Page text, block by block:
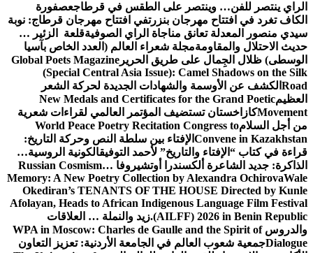
الراي ينتصر للفن… وينتصر على الطقس في قرطاجعصفورة
الكاف تغرد في افتتاح مهرجان بنزرتفي افتتاح مهرجان قرطاج: نوبة
سيدي منصور المعدلة تعانق مناجاة الراي الصوفيةقلعة الزئير …
حديث الاحتلال والمقاومةمجلة شعراء العالم (العدد الخاص بآسيا
الوسطى) ظلال الجِمال على طريق الحرير Global Poets Magazine
(Special Central Asia Issue): Camel Shadows on the Silk
Road الكشف عن الأوسمة والشهادات الجديدة لحركة الشعر
العظيمNew Medals and Certificates for the Grand Poetic
Movementكازاخستان تستضيف المؤتمر العالمي لقراءات شعرية
من أجل السلامWorld Peace Poetry Recitation Congress to
Convene in Kazakhstan الإفتاء بين سلطة النص وحركة التاريخ:
قراءة في كتاب “الإفتاء والتاريخ” لأحمد التوفيقالكونية الروسية…
الذاكرة: جديد الشاعرة ألكسندرا أوتشيروفا Russian Cosmism…
Memory: A New Poetry Collection by Alexandra OchirovaWale
Okediran’s TENANTS OF THE HOUSE Directed by Kunle
Afolayan, Heads to African Indigenous Language Film Festival
(AILFF) 2026 in Benin Republic. زيد والنملة … العلاقات
والدروسWPA in Moscow: Charles de Gaulle and the Spirit of
Dialogueجمعية شعوب العالم في الجامعة الأردنية: تعزيز التعاون